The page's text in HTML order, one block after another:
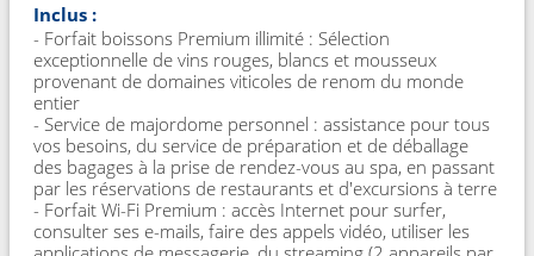
Inclus :
- Forfait boissons Premium illimité : Sélection
exceptionnelle de vins rouges, blancs et mousseux
provenant de domaines viticoles de renom du monde
entier
- Service de majordome personnel : assistance pour tous
vos besoins, du service de préparation et de déballage
des bagages à la prise de rendez-vous au spa, en passant
par les réservations de restaurants et d'excursions à terre
- Forfait Wi-Fi Premium : accès Internet pour surfer,
consulter ses e-mails, faire des appels vidéo, utiliser les